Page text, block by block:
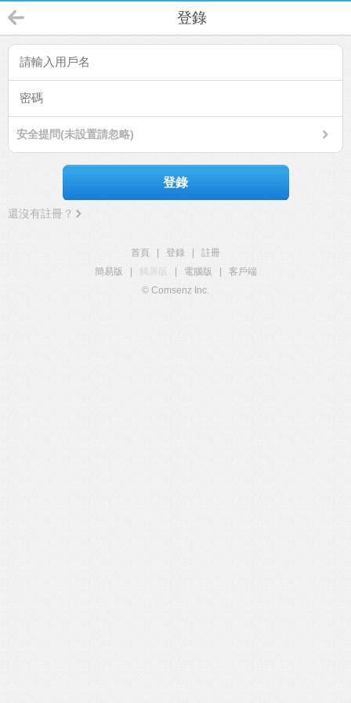
登錄
安全提問(未設置請忽略)
登錄
還沒有註冊？
首頁 登錄
註冊
簡易版
觸屏版 電腦版
客戶端
© Comsenz Inc.